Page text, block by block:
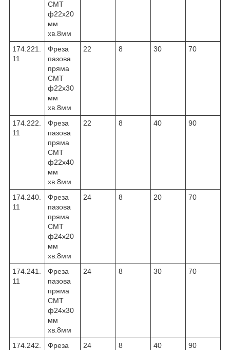
CMT
ф22х20
мм
хв.8мм
174.221.
11
Фреза
пазова
пряма
CMT
ф22х30
мм
хв.8мм
22 8 30 70
174.222.
11
Фреза
пазова
пряма
CMT
ф22х40
мм
хв.8мм
22 8 40 90
174.240.
11
Фреза
пазова
пряма
CMT
ф24х20
мм
хв.8мм
24 8 20 70
174.241.
11
Фреза
пазова
пряма
CMT
ф24х30
мм
хв.8мм
24 8 30 70
174.242.
Фреза
24 8 40 90